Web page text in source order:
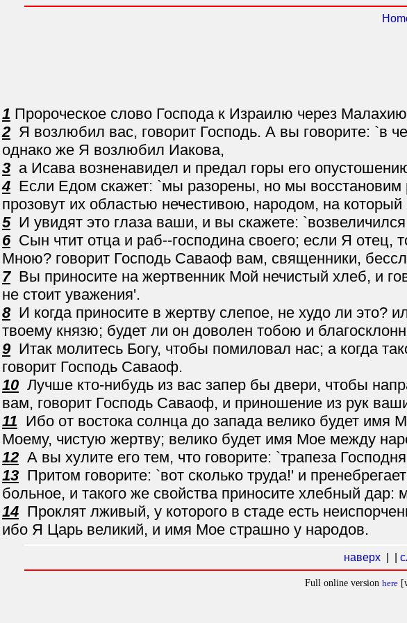
1 Пророческое слово Господа к Израилю через
2 Я возлюбил вас, говорит Господь. А вы говорите: `в
однако же Я возлюбил Иакова,
3 а Исава возненавидел и предал горы его
4 Если Едом скажет: `мы разорены, но мы восстановим
прозовут их областью нечестивою, народом, на который
5И увидят это глаза ваши, и вы скажете:
6Сын чтит отца и раб--господина своего; если Я отец,
Мною? говорит Господь Саваоф вам, священники,
7Вы приносите на жертвенник Мой нечистый хлеб, и
не стоит уважения'.
8И когда приносите в жертву слепое, не худо ли это?
твоему князю; будет ли он доволен тобою и
9Итак молитесь Богу, чтобы помиловал нас; а когда
говорит Господь Саваоф.
10 Лучше кто-нибудь из вас запер бы двери, чтобы
вам, говорит Господь Саваоф, и приношение из рук
11 Ибо от востока солнца до запада велико будет
Моему, чистую жертву; велико будет имя Мое между
12 А вы хулите его тем, что говорите: `трапеза
13 Притом говорите: `вот сколько труда!' и
больное, и такого же свойства приносите хлебный дар:
14 Проклят лживый, у которого в стаде есть
ибо Я Царь великий, и имя Мое страшно у народов.
наверх
Full online version here